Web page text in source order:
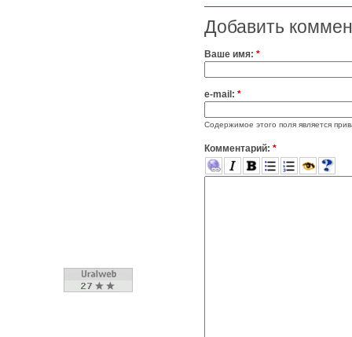
Добавить
Ваше имя: *
e-mail: *
Содержимое этого поля является
Комментарий: *